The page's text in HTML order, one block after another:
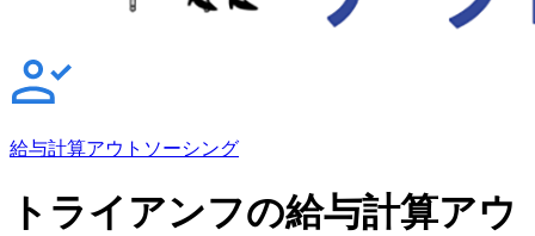
給与計算アウトソーシング
トライアンフの給与計算アウ